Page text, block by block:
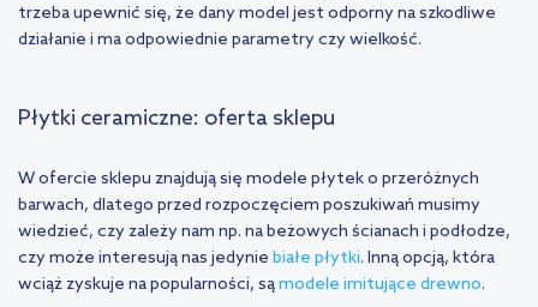
trzeba upewnić się, że dany model jest odporny na szkodliwe
działanie i ma odpowiednie parametry czy wielkość.
Płytki ceramiczne: oferta sklepu
W ofercie sklepu znajdują się modele płytek o przeróżnych
barwach, dlatego przed rozpoczęciem poszukiwań musimy
wiedzieć, czy zależy nam np. na beżowych ścianach i podłodze,
czy może interesują nas jedynie białe płytki. Inną opcją, która
wciąż zyskuje na popularności, sąmodele imitujące drewno.